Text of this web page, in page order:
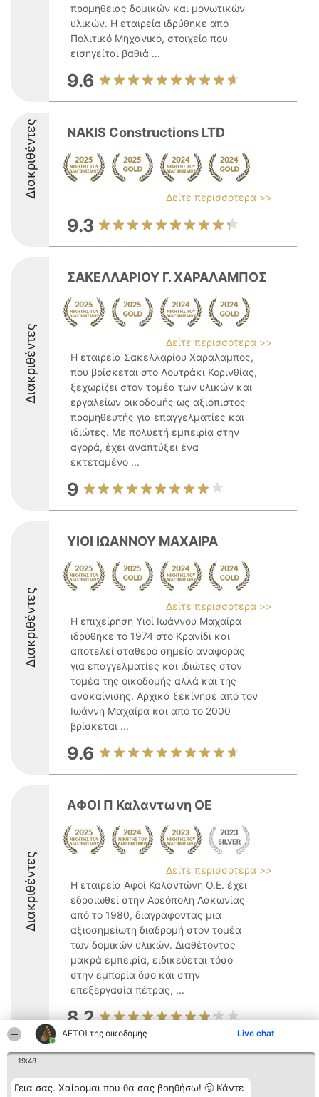
ΑΕΤΟΊ της οικοδομής Live chat
19:48
Γεια σας. Χαίρομαι που θα σας βοηθήσω! 🙂 Κάντε
προμήθειας δομικών και μονωτικών
υλικών. Η εταιρεία ιδρύθηκε από
Πολιτικό Μηχανικό, στοιχείο που
εισηγείται βαθιά ...
9.6
Διακριθέντες NAKIS Constructions LTD
Δείτε περισσότερα >>
9.3
Διακριθέντες
ΣΑΚΕΛΛΑΡΙΟΥ Γ. ΧΑΡΑΛΑΜΠΟΣ
Δείτε περισσότερα >>
Η εταιρεία Σακελλαρίου Χαράλαμπος,
που βρίσκεται στο Λουτράκι Κορινθίας,
ξεχωρίζει στον τομέα των υλικών και
εργαλείων οικοδομής ως αξιόπιστος
προμηθευτής για επαγγελματίες και
ιδιώτες. Με πολυετή εμπειρία στην
αγορά, έχει αναπτύξει ένα
εκτεταμένο ...
9
Διακριθέντες
ΥΙΟΙ ΙΩΑΝΝΟΥ ΜΑΧΑΙΡΑ
Δείτε περισσότερα >>
Η επιχείρηση Υιοί Ιωάννου Μαχαίρα
ιδρύθηκε το 1974 στο Κρανίδι και
αποτελεί σταθερό σημείο αναφοράς
για επαγγελματίες και ιδιώτες στον
τομέα της οικοδομής αλλά και της
ανακαίνισης. Αρχικά ξεκίνησε από τον
Ιωάννη Μαχαίρα και από το 2000
βρίσκεται ...
9.6
Διακριθέντες
ΑΦΟΙ Π Καλαντωνη ΟΕ
Δείτε περισσότερα >>
Η εταιρεία Αφοί Καλαντώνη Ο.Ε. έχει
εδραιωθεί στην Αρεόπολη Λακωνίας
από το 1980, διαγράφοντας μια
αξιοσημείωτη διαδρομή στον τομέα
των δομικών υλικών. Διαθέτοντας
μακρά εμπειρία, ειδικεύεται τόσο
στην εμπορία όσο και στην
επεξεργασία πέτρας, ...
8.2
Διοργανωτής της
κατάταξης
BEAUTIFUL COMPANY
Διακριθέντες
Λίστα όλων
Επικοινωνία